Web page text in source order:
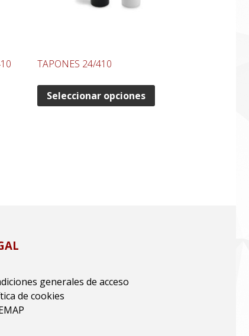
TAPONES 24/410
Seleccionar opciones
generales de acceso
de cookies